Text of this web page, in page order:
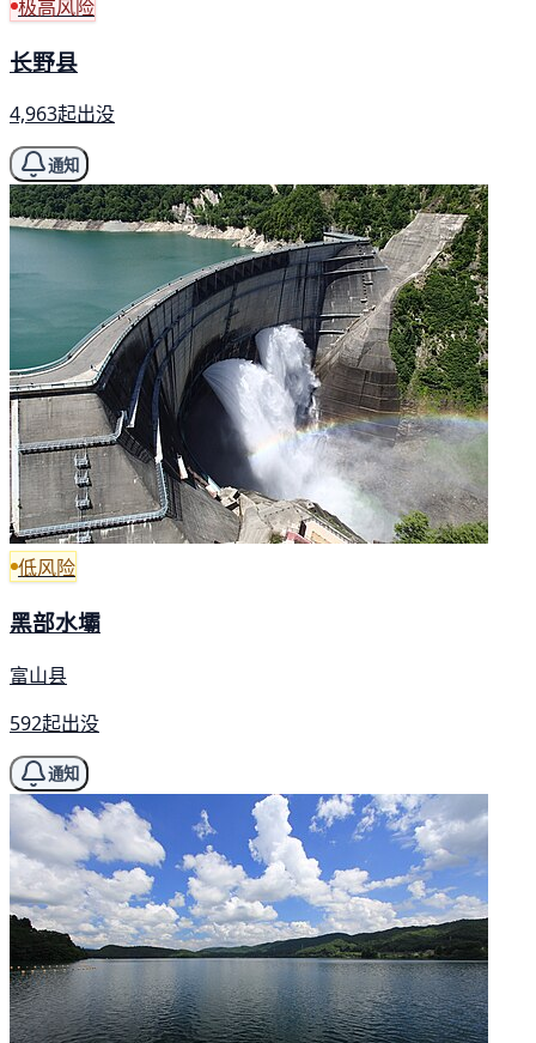
极高风险
长野县
4,963起出没
通知
低风险
黑部水壩
富山县
592起出没
通知